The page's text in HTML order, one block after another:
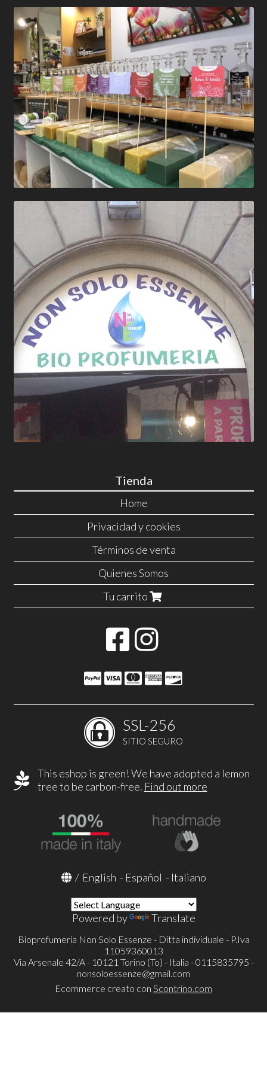
Tienda
Home
Privacidad y cookies
Términos de venta
Quienes Somos
Tu carrito
SSL-256
SITIO SEGURO
This eshop is green! We have adopted a lemon
tree to be carbon-free. Find out more
/ English - Español - Italiano
Powered by Translate
Bioprofumeria Non Solo Essenze - Ditta individuale - P.Iva
11059360013
Via Arsenale 42/A - 10121 Torino (To) - Italia - 0115835795 -
nonsoloessenze@gmail.com
Ecommerce creato con Scontrino.com